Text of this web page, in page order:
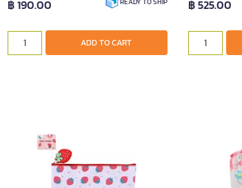
฿ 190.00
ADD TO CART
฿ 525.00